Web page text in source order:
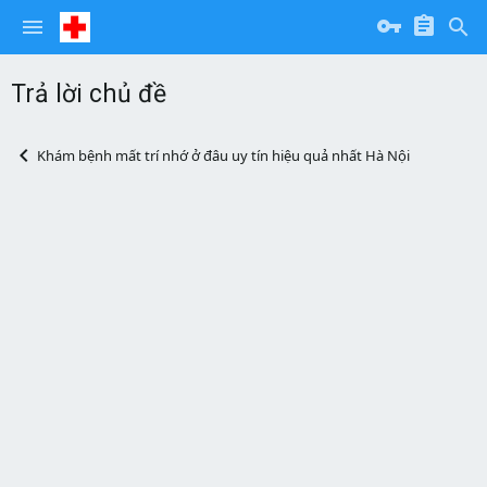
Trả lời chủ đề
Khám bệnh mất trí nhớ ở đâu uy tín hiệu quả nhất Hà Nội